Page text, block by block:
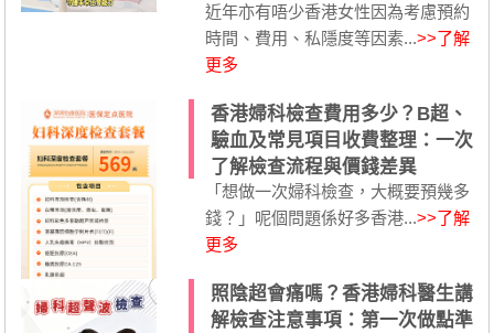
近年亦有唔少香港女性因為考慮預約
時間、費用、私隱度等因素...>>了解
更多
香港婦科檢查費用多少？B超、
驗血及常見項目收費整理：一次
了解檢查流程與價錢差異
「想做一次婦科檢查，大概要預幾多
錢？」呢個問題係好多香港...>>了解
更多
照陰超會痛嗎？香港婦科醫生講
解檢查注意事項：第一次做點準